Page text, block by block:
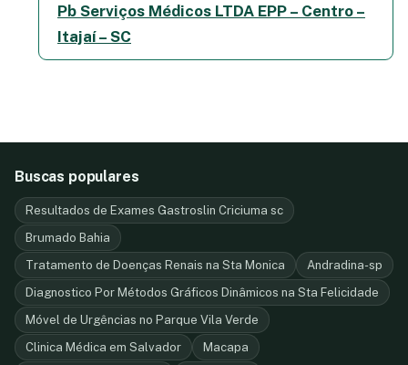
Pb Serviços Médicos LTDA EPP – Centro –
Itajaí – SC
Buscas populares
Resultados de Exames Gastroslin Criciuma sc
Brumado Bahia
Tratamento de Doenças Renais na Sta Monica
Andradina-sp
Diagnostico Por Métodos Gráficos Dinâmicos na Sta Felicidade
Móvel de Urgências no Parque Vila Verde
Clinica Médica em Salvador
Macapa